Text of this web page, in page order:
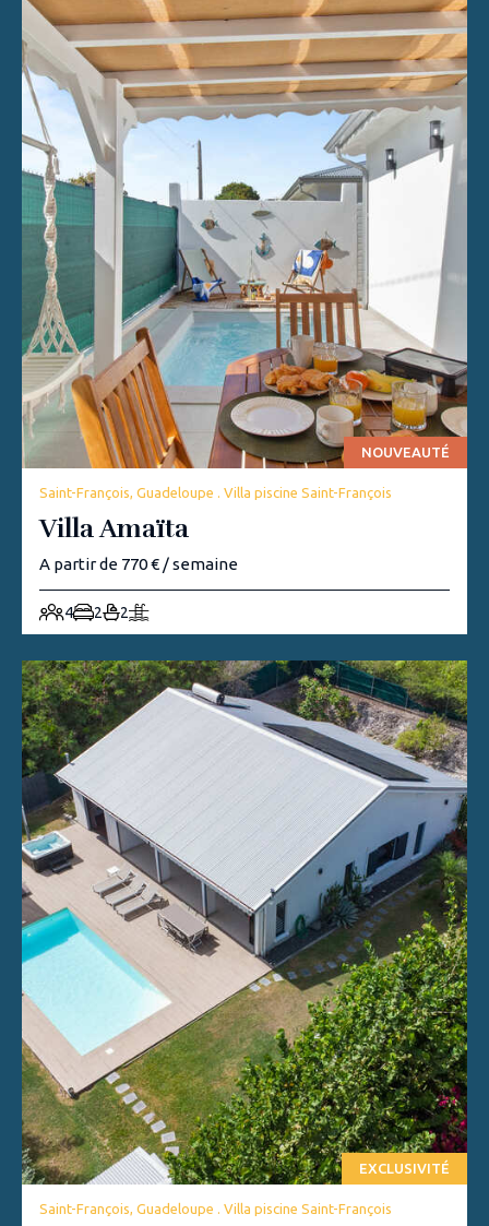
NOUVEAUTÉ
Saint-François, Guadeloupe . Villa piscine Saint-François
Villa Amaïta
A partir de 770 € / semaine
4 2 2
EXCLUSIVITÉ
Saint-François, Guadeloupe . Villa piscine Saint-François